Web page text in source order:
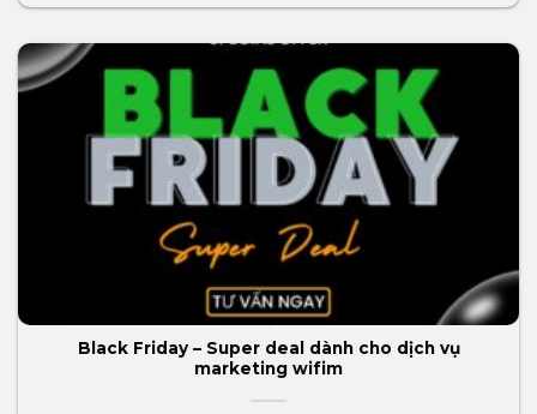
Black Friday – Super deal dành cho dịch vụ
marketing wifim